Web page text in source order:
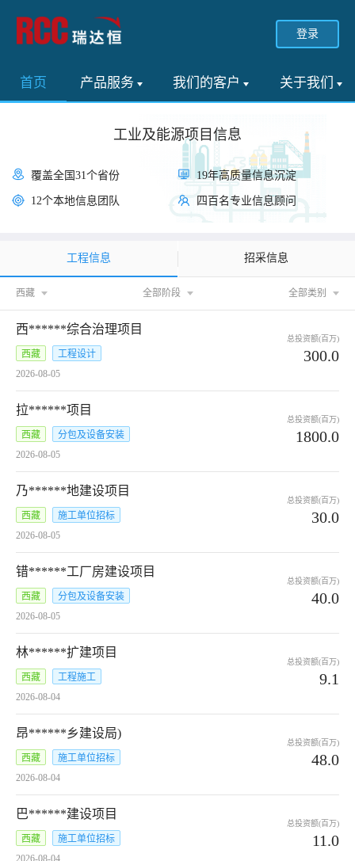
登录
首页 产品服务 我们的客户 关于我们
工业及能源项目信息
覆盖全国31个省份
12个本地信息团队
19年高质量信息沉淀
四百名专业信息顾问
工程信息 招采信息
西藏 全部阶段 全部类别
西******综合治理项目
西藏
工程设计
2026-08-05
总投资额(百万)
300.0
拉******项目
西藏
分包及设备安装
2026-08-05
总投资额(百万)
1800.0
乃******地建设项目
西藏
施工单位招标
2026-08-05
总投资额(百万)
30.0
错******工厂房建设项目
西藏
分包及设备安装
2026-08-05
总投资额(百万)
40.0
林******扩建项目
西藏
工程施工
2026-08-04
总投资额(百万)
9.1
昂******乡建设局)
西藏
施工单位招标
2026-08-04
总投资额(百万)
48.0
巴******建设项目
西藏
施工单位招标
2026-08-04
总投资额(百万)
11.0